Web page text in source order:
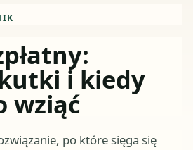
i kiedy
wziąć
po które sięga się